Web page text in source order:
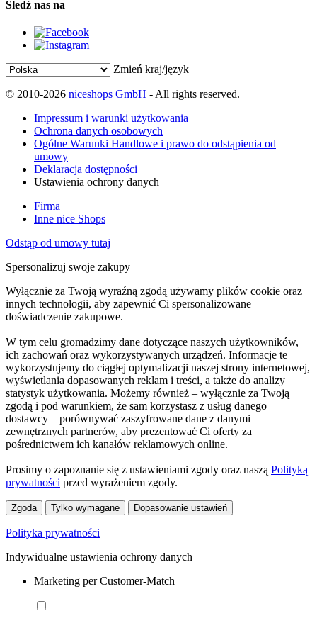
Śledź nas na
Zmień kraj/język
© 2010-2026 niceshops GmbH - All rights reserved.
Impressum i warunki użytkowania
Ochrona danych osobowych
Ogólne Warunki Handlowe i prawo do odstąpienia od
umowy
Deklaracja dostępności
Ustawienia ochrony danych
Firma
Inne nice Shops
Odstąp od umowy tutaj
Spersonalizuj swoje zakupy
Wyłącznie za Twoją wyraźną zgodą używamy plików cookie oraz
innych technologii, aby zapewnić Ci spersonalizowane
doświadczenie zakupowe.
W tym celu gromadzimy dane dotyczące naszych użytkowników,
ich zachowań oraz wykorzystywanych urządzeń. Informacje te
wykorzystujemy do ciągłej optymalizacji naszej strony internetowej,
wyświetlania dopasowanych reklam i treści, a także do analizy
statystyk użytkowania. Możemy również – wyłącznie za Twoją
zgodą i pod warunkiem, że sam korzystasz z usług danego
dostawcy – porównywać zaszyfrowane dane z danymi
zewnętrznych partnerów, aby prezentować Ci oferty za
pośrednictwem ich kanałów reklamowych online.
Prosimy o zapoznanie się z ustawieniami zgody oraz naszą Polityką
prywatności przed wyrażeniem zgody.
Zgoda Tylko wymagane Dopasowanie ustawień
Polityka prywatności
Indywidualne ustawienia ochrony danych
Marketing per Customer-Match